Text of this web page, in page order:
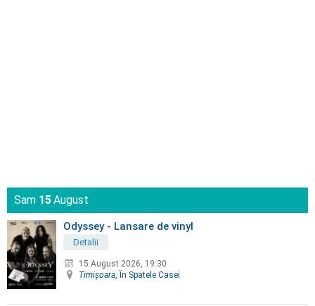
Sam 15August
Odyssey - Lansare de vinyl
Detalii
15 August 2026, 19:30
Timişoara , În Spatele Casei